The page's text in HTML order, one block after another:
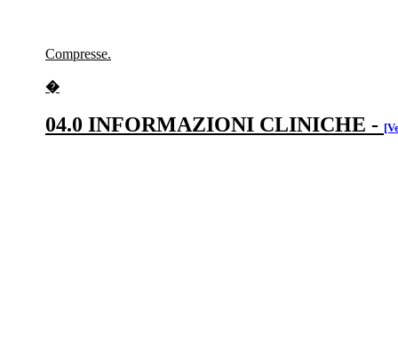
Compresse.
�
04.0 INFORMAZIONI CLINICHE -